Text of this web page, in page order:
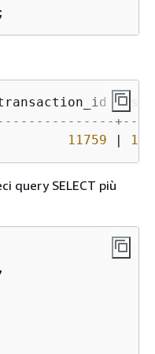
;
|
11759 |
query SELECT più